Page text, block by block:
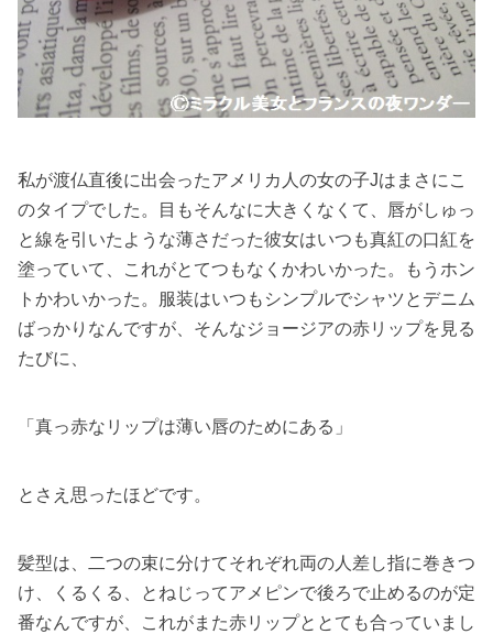
私が渡仏直後に出会ったアメリカ人の女の子Jはまさにこ
のタイプでした。目もそんなに大きくなくて、唇がしゅっ
と線を引いたような薄さだった彼女はいつも真紅の口紅を
塗っていて、これがとてつもなくかわいかった。もうホン
トかわいかった。服装はいつもシンプルでシャツとデニム
ばっかりなんですが、そんなジョージアの赤リップを見る
たびに、
「真っ赤なリップは薄い唇のためにある」
とさえ思ったほどです。
髪型は、二つの束に分けてそれぞれ両の人差し指に巻きつ
け、くるくる、とねじってアメピンで後ろで止めるのが定
番なんですが、これがまた赤リップととても合っていまし